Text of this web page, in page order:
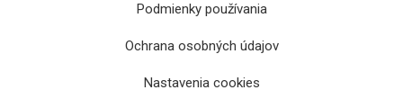
Kvôli požiaru v Lomničke prišlo o strechu
nad hlavou 19 ľudí
Podmienky používania
Ochrana osobných údajov
Nastavenia cookies